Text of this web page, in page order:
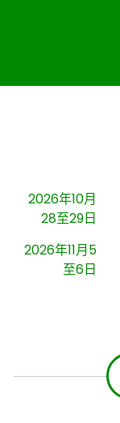
2026年10月
28至29日
2026年11月5
至6日